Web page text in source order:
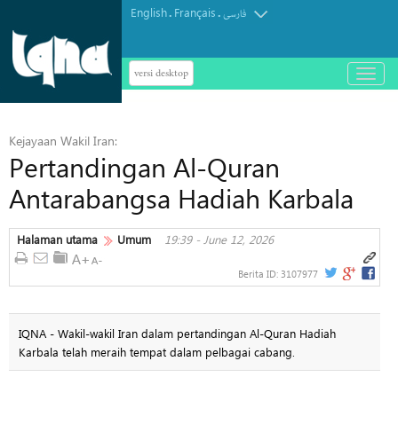
English. Français.فارسی
versi desktop
باز
و
Kejayaan Wakil Iran:
Pertandingan Al-Quran
Antarabangsa Hadiah Karbala
Halaman utama Umum 19:39 - June 12, 2026
Berita ID: 3107977
IQNA - Wakil-wakil Iran dalam pertandingan Al-Quran Hadiah
Karbala telah meraih tempat dalam pelbagai cabang.